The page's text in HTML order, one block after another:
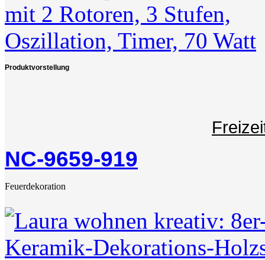
Produktvorstellung
NC-9659-919
Feuerdekoration